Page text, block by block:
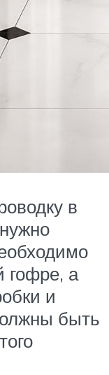
в
гофре, а
и
быть